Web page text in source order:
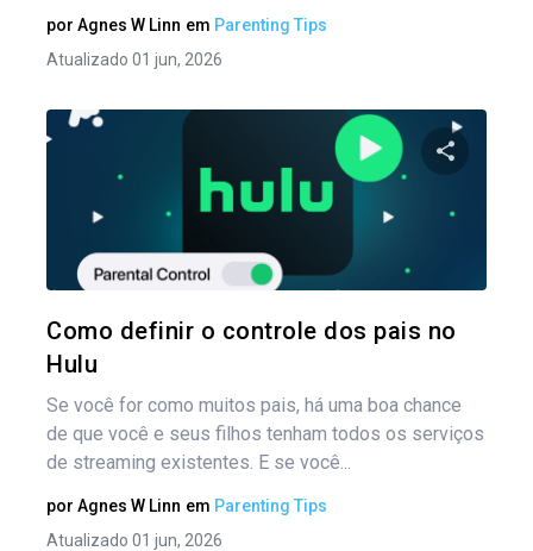
por Agnes W Linn em Parenting Tips
Atualizado 01 jun, 2026
Como definir o controle dos pais no
Hulu
Se você for como muitos pais, há uma boa chance
de que você e seus filhos tenham todos os serviços
de streaming existentes. E se você...
por Agnes W Linn em Parenting Tips
Atualizado 01 jun, 2026